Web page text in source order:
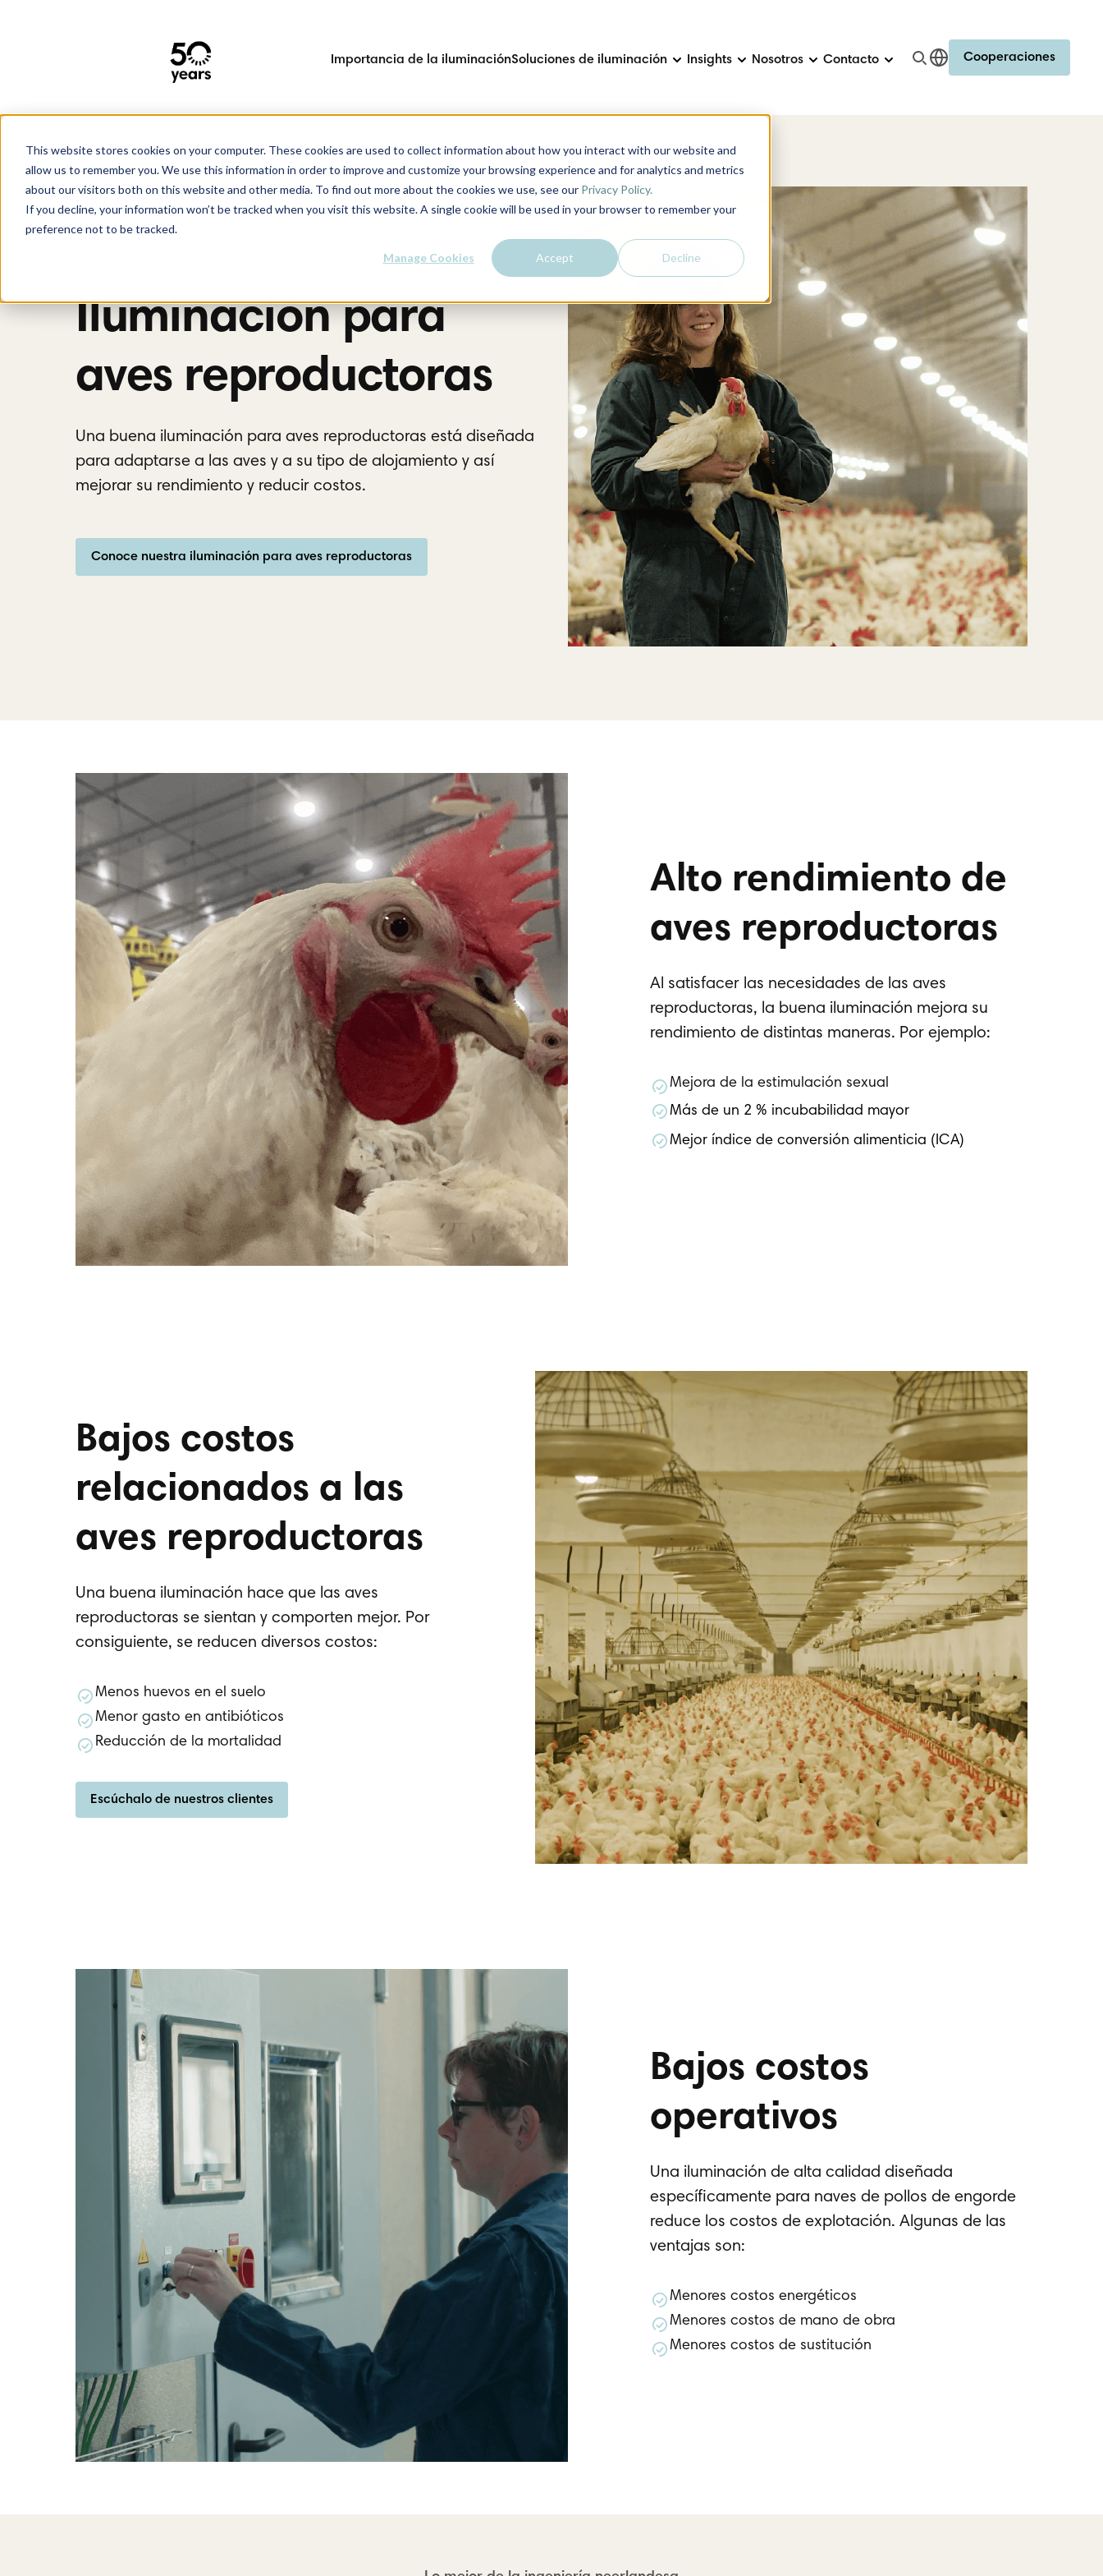
This website stores cookies on your computer. These cookies are used to collect information about how you interact with our website and
allow us to remember you. We use this information in order to improve and customize your browsing experience and for analytics and metrics
about our visitors both on this website and other media. To find out more about the cookies we use, see our Privacy Policy.
If you decline, your information won’t be tracked when you visit this website. A single cookie will be used in your browser to remember your
preference not to be tracked.
Manage Cookies Accept Decline
Importancia de la iluminaciónSoluciones de iluminación Insights Nosotros Contacto Cooperaciones
Soluciones de iluminación Iluminación animal Iluminación para aves de corral
Iluminación para
aves reproductoras
Una buena iluminación para aves reproductoras está diseñada
para adaptarse a las aves y a su tipo de alojamiento y así
mejorar su rendimiento y reducir costos.
Conoce nuestra iluminación para aves reproductoras
Alto rendimiento de
aves reproductoras
Al satisfacer las necesidades de las aves
reproductoras, la buena iluminación mejora su
rendimiento de distintas maneras. Por ejemplo:
Mejora de la estimulación sexual
Más de un 2 % incubabilidad mayor
Mejor índice de conversión alimenticia (ICA)
Bajos costos
relacionados a las
aves reproductoras
Una buena iluminación hace que las aves
reproductoras se sientan y comporten mejor. Por
consiguiente, se reducen diversos costos:
Menos huevos en el suelo
Menor gasto en antibióticos
Reducción de la mortalidad
Escúchalo de nuestros clientes
Bajos costos
operativos
Una iluminación de alta calidad diseñada
específicamente para naves de pollos de engorde
reduce los costos de explotación. Algunas de las
ventajas son:
Menores costos energéticos
Menores costos de mano de obra
Menores costos de sustitución